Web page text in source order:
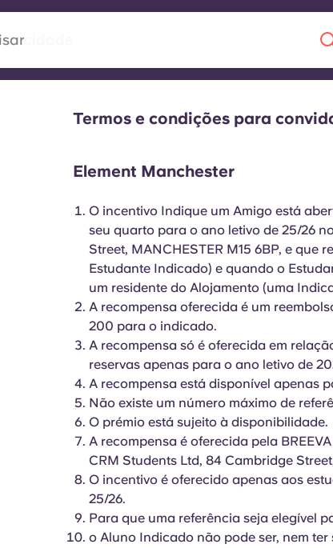
Impulsionando uma nova
estudantil
a VCARB estimula a inovação, a
inesquecíveis para os alunos.
English (US) Chinese Español
Termos e condições para
Element Manchester
O incentivo Indique um Amigo está
seu quarto para o ano letivo de 25/26
Street, MANCHESTER M15 6BP, e que
Estudante Indicado) e quando o
um residente do Alojamento (uma
A recompensa oferecida é um
200 para o indicado.
A recompensa só é oferecida em
reservas apenas para o ano letivo de
A recompensa está disponível apenas
Não existe um número máximo de
O prémio está sujeito à disponibilidade.
A recompensa é oferecida pela
CRM Students Ltd, 84 Cambridge
O incentivo é oferecido apenas aos
25/26.
Para que uma referência seja elegível
o Aluno Indicado não pode ser, nem